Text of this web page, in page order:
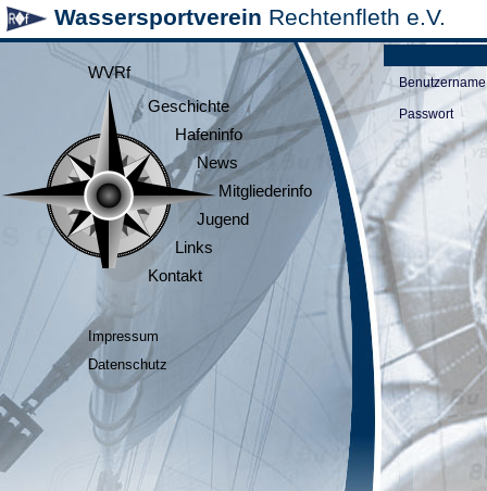
Wassersportverein Rechtenfleth e.V.
WVRf
Geschichte
Hafeninfo
News
Mitgliederinfo
Jugend
Links
Kontakt
Impressum
Datenschutz
Benutzername
Passwort